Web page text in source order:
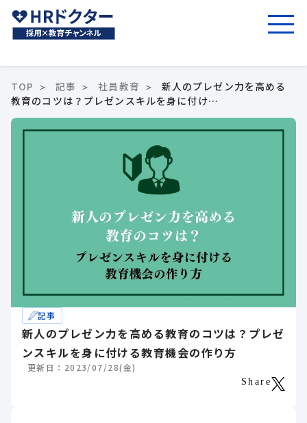
TOP 記事 社員教育
新人のプレゼン力を高める
教育のコツは？プレゼンスキルを身に付け…
記事
新人のプレゼン力を高める教育のコツは？プレゼ
ンスキルを身に付ける教育機会の作り方
更新日：2023/07/28(金)
Share